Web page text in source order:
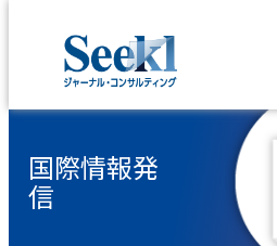
を
国際情報発
信